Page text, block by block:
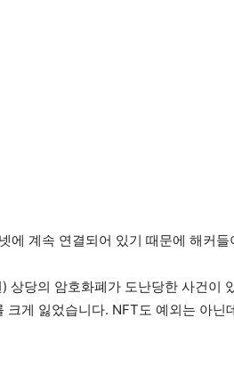
에 계속 연결되어 있기 때문에 해커들
당의 암호화폐가 도난당한 사건이
게 잃었습니다. NFT도 예외는 아닌